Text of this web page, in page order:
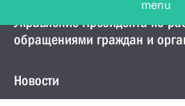
Управление Президента по
обращениями граждан и
Новости